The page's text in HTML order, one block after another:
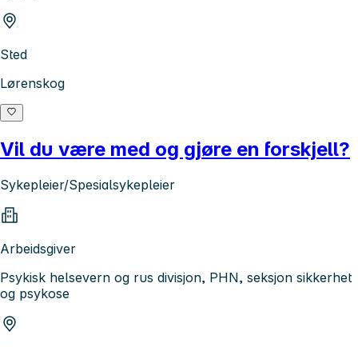
Sted
Lørenskog
Vil du være med og gjøre en forskjell?
Sykepleier/Spesialsykepleier
Arbeidsgiver
Psykisk helsevern og rus divisjon, PHN, seksjon sikkerhet
og psykose